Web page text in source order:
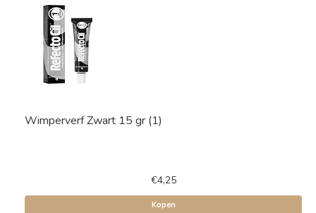
Wimperverf Zwart 15 gr (1)
€4,25
Kopen